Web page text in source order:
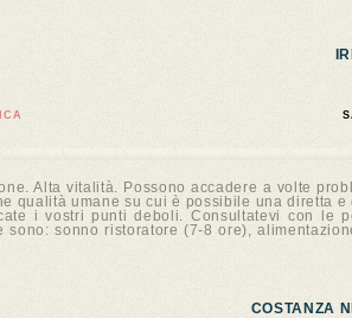
Alta vitalità. Possono accadere a volte
qualità umane su cui è possibile una diretta
i vostri punti deboli. Consultatevi con le
sonno ristoratore (7-8 ore),
COSTANZA